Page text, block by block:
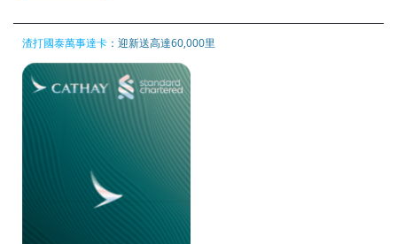
渣打國泰萬事達卡 ：迎新送高達60,000里